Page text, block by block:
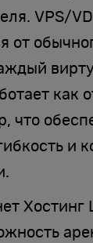
VPS/
от
как
что
и
Хостинг